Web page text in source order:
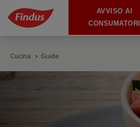
Cucina > Guide
AVVISO AI
CONSUMATORI